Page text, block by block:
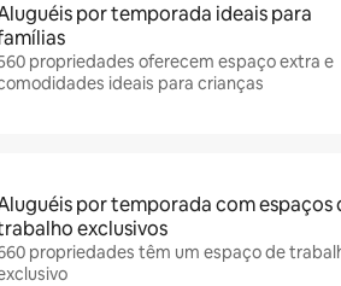
por temporada ideais para
propriedades oferecem espaço extra e
ideais para crianças
por temporada com espaços
exclusivos
propriedades têm um espaço de